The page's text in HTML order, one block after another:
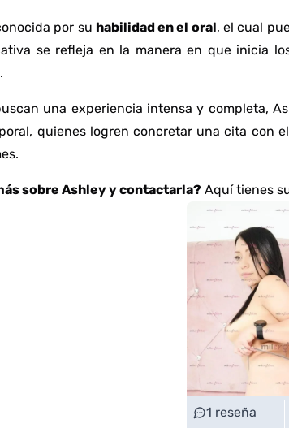
por su habilidad en el oral, el cual
se refleja en la manera en que inicia
una experiencia intensa y completa,
quienes logren concretar una cita con
sobre Ashley y contactarla? Aquí tienes
1 reseña